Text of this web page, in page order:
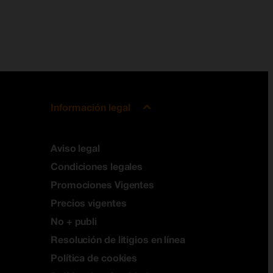
Información legal
Aviso legal
Condiciones legales
Promociones Vigentes
Precios vigentes
No + publi
Resolución de litigios en línea
Política de cookies